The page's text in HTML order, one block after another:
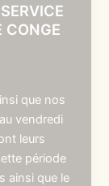
CONGE
que nos
vendredi
leurs
période
ainsi que le